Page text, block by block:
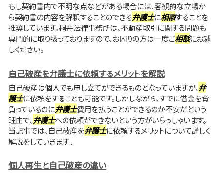
もし契約書内で不明な点などがある場合には、客観的な立場か
ら契約書の内容を解釈することのできる弁護士に相談することを
推奨しています。桐井法律事務所は、不動産取引に関する問題も
専門的に取り扱っておりますので、お困りの方は一度ご相談にお越
しください。
自己破産を弁護士に依頼するメリットを解説
自己破産は個人でも申し立てができるものとなっていますが、 弁
護士に依頼をすることも可能です。しかしながら、すでに借金を背
負っているのに弁護士費用を払うことができるのか不安だという
理由で、 弁護士への依頼ができないという方がいらっしゃいます。
当記事では、自己破産を弁護士に依頼するメリットについて詳しく
解説をしていきます...
個人再生と自己破産の違い